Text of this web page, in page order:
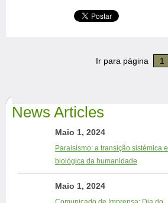
Ir para página 1
News Articles
Maio 1, 2024
Paraisismo: a transição sistémica e
biológica da humanidade
Maio 1, 2024